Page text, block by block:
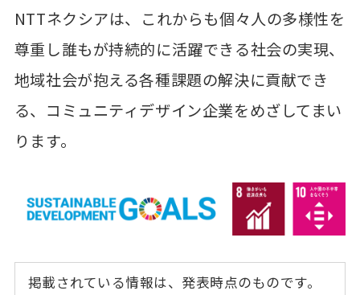
NTTネクシアは、これからも個々人の多様性を
尊重し誰もが持続的に活躍できる社会の実現、
地域社会が抱える各種課題の解決に貢献でき
る、コミュニティデザイン企業をめざしてまい
ります。
掲載されている情報は、発表時点のものです。